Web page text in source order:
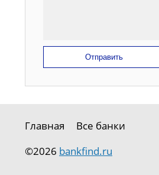
Отправить
Главная
Все банки
©2026 bankfind.ru